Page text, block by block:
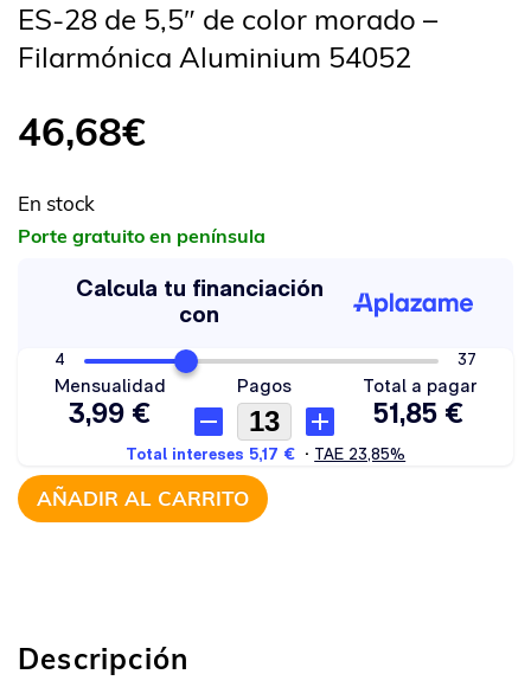
ES-28 de 5,5″ de color morado –
Filarmónica Aluminium 54052
46,68€
En stock
Porte gratuito en península
AÑADIR AL CARRITO
Descripción